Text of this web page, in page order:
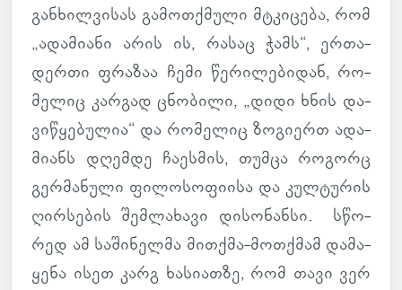
გან­ხილ­ვი­სას გა­მოთ­ქმული მტკი­ცება, რომ
„ადა­მი­ანი არის ის, რასაც ჭამს“, ერ­თა­
დერთი ფრა­ზაა ჩემი წე­რი­ლე­ბი­დან, რო­
მე­ლიც კარ­გად ცნო­ბილი, „დიდი ხნის და­
ვი­წყე­ბუ­ლია“ და რო­მე­ლიც ზო­გი­ერთ ადა­
მი­ანს დღემდე ჩა­ეს­მის, თუმცა რო­გორც
გერ­მა­ნული ფი­ლო­სო­ფი­ისა და კულ­ტუ­რის
ღირ­სე­ბის შემ­ლა­ხავი დი­სო­ნანსი. სწო­
რედ ამ სა­ში­ნელმა მით­ქმა-მოთ­ქმამ და­მა­
ყენა ისეთ კარგ ხა­სი­ათზე, რომ თავი ვერ